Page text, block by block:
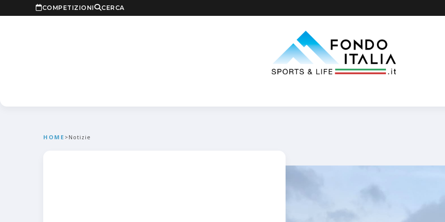
COMPETIZIONI CERCA
HOME > Notizie